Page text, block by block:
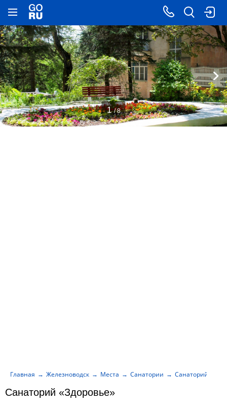
Санаторий «Здоровье»
Главная Железноводск Места Санатории Санаторий
1 / 8